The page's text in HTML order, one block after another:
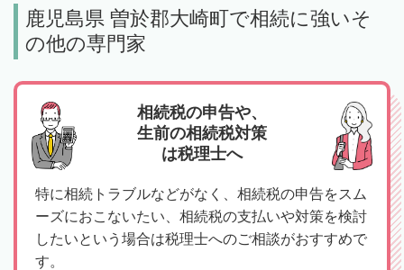
鹿児島県 曽於郡大崎町で相続に強いそ
の他の専門家
相続税の申告や、
生前の相続税対策
は税理士へ
特に相続トラブルなどがなく、相続税の申告をスム
ーズにおこないたい、相続税の支払いや対策を検討
したいという場合は税理士へのご相談がおすすめで
す。